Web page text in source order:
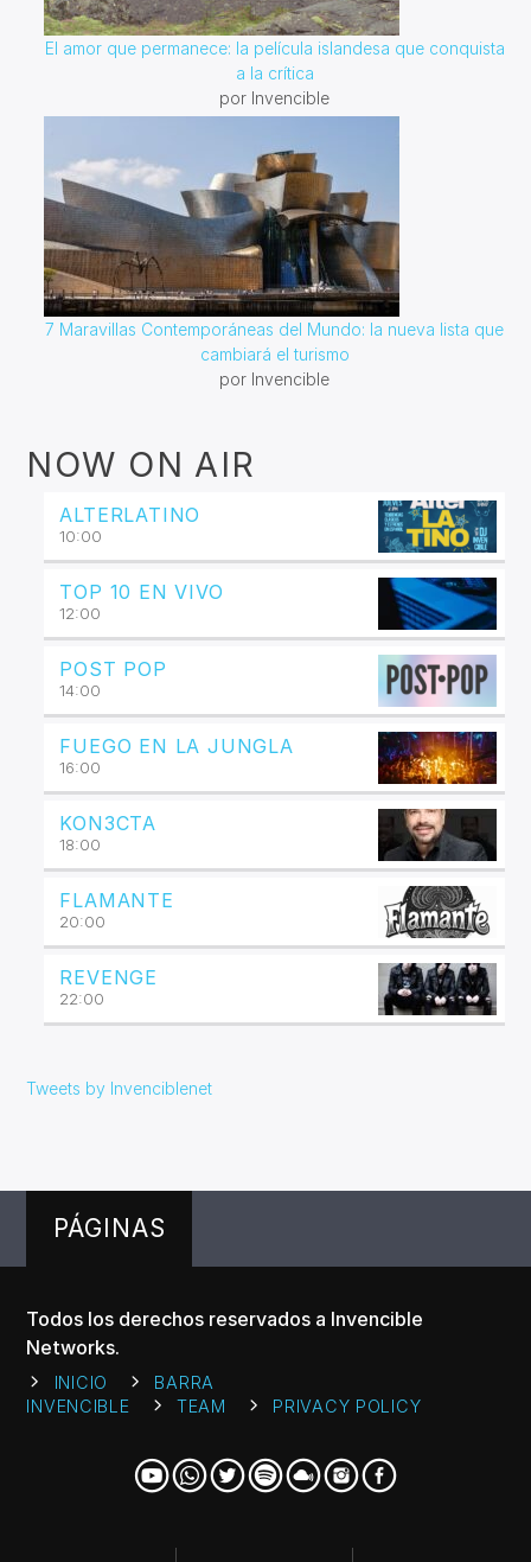
El amor que permanece: la película islandesa que conquista
a la crítica
por Invencible
7 Maravillas Contemporáneas del Mundo: la nueva lista que
cambiará el turismo
por Invencible
NOW ON AIR
ALTERLATINO
10:00
TOP 10 EN VIVO
12:00
POST POP
14:00
FUEGO EN LA JUNGLA
16:00
KON3CTA
18:00
FLAMANTE
20:00
REVENGE
22:00
Tweets by Invenciblenet
PÁGINAS
Todos los derechos reservados a Invencible
Networks.
INICIO
BARRA
INVENCIBLE
TEAM PRIVACY POLICY